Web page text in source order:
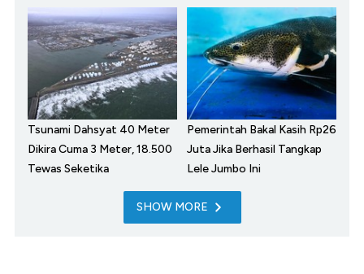
Tsunami Dahsyat 40 Meter
Dikira Cuma 3 Meter, 18.500
Tewas Seketika
Pemerintah Bakal Kasih Rp26
Juta Jika Berhasil Tangkap
Lele Jumbo Ini
SHOW MORE